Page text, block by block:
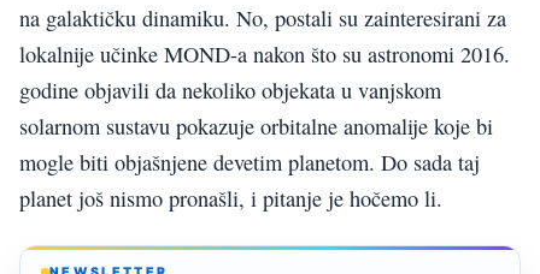
na galaktičku dinamiku. No, postali su zainteresirani za
lokalnije učinke MOND-a nakon što su astronomi 2016.
godine objavili da nekoliko objekata u vanjskom
solarnom sustavu pokazuje orbitalne anomalije koje bi
mogle biti objašnjene devetim planetom. Do sada taj
planet još nismo pronašli, i pitanje je hočemo li.